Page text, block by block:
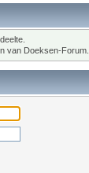
van Doeksen-Forum.